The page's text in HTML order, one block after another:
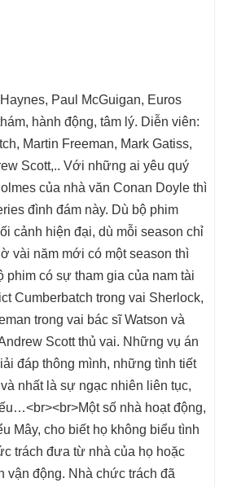
Paul McGuigan, Euros
hành động, tâm lý. Diễn viên:
Martin Freeman, Mark Gatiss,
Scott,.. Với những ai yêu quý
của nhà văn Conan Doyle thì
đình đám này. Dù bộ phim
cảnh hiện đại, dù mỗi season chỉ
vài năm mới có một season thì
có sự tham gia của nam tài
Cumberbatch trong vai Sherlock,
trong vai bác sĩ Watson và
Scott thủ vai. Những vụ án
đáp thông mình, những tình tiết
nhất là sự ngạc nhiên liên tục,
số nhà hoạt động,
Mây, cho biết họ không biểu tình
trách đưa từ nhà của họ hoặc
vận động. Nhà chức trách đã